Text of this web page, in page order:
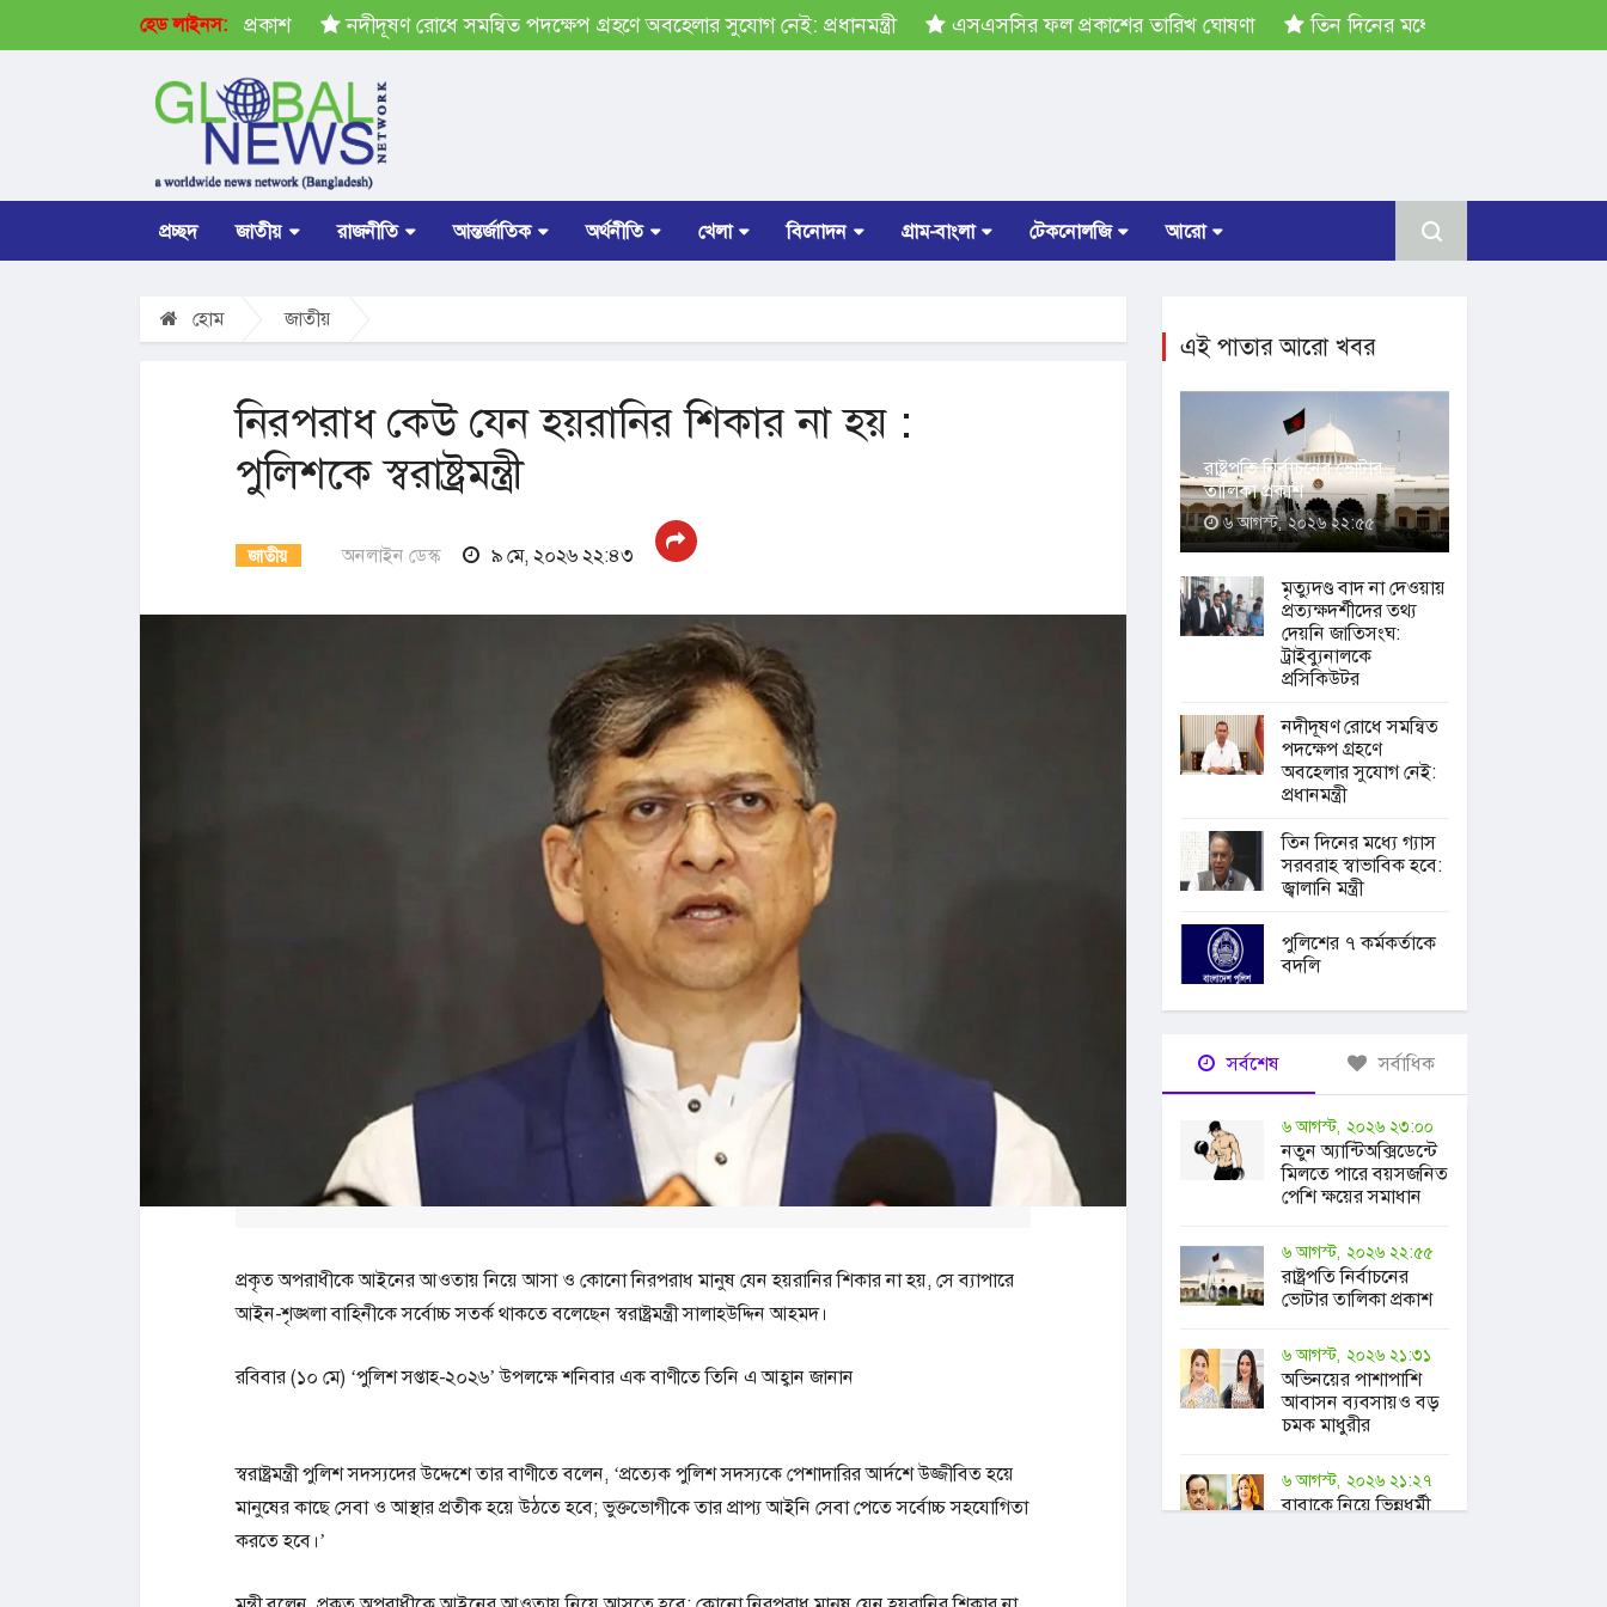
হেড লাইনস:
নির্বাচনের ভোটার তালিকা প্রকাশ নদীদূষণ রোধে সমন্বিত পদক্ষেপ গ্রহণে অবহেলার সুযোগ নেই: প্রধানমন্ত্রী এসএসসির ফল প্রকাশের তারিখ ঘোষণা তিন দিনের মধ্যে গ্যাস সরবরাহ স্বাভাবিক
প্রচ্ছদ জাতীয় রাজনীতি আন্তর্জাতিক অর্থনীতি খেলা বিনোদন গ্রাম-বাংলা টেকনোলজি আরো
হোম জাতীয়
নিরপরাধ কেউ যেন হয়রানির শিকার না হয় :
পুলিশকে স্বরাষ্ট্রমন্ত্রী
জাতীয় অনলাইন ডেস্ক ৯ মে, ২০২৬ ২২:৪৩
প্রকৃত অপরাধীকে আইনের আওতায় নিয়ে আসা ও কোনো নিরপরাধ মানুষ যেন হয়রানির শিকার না হয়, সে ব্যাপারে
আইন-শৃঙ্খলা বাহিনীকে সর্বোচ্চ সতর্ক থাকতে বলেছেন স্বরাষ্ট্রমন্ত্রী সালাহউদ্দিন আহমদ।
রবিবার (১০ মে) ‘পুলিশ সপ্তাহ-২০২৬’ উপলক্ষে শনিবার এক বাণীতে তিনি এ আহ্বান জানান
স্বরাষ্ট্রমন্ত্রী পুলিশ সদস্যদের উদ্দেশে তার বাণীতে বলেন, ‘প্রত্যেক পুলিশ সদস্যকে পেশাদারির আর্দশে উজ্জীবিত হয়ে
মানুষের কাছে সেবা ও আস্থার প্রতীক হয়ে উঠতে হবে; ভুক্তভোগীকে তার প্রাপ্য আইনি সেবা পেতে সর্বোচ্চ সহযোগিতা
করতে হবে।’
এই পাতার আরো খবর
রাষ্ট্রপতি নির্বাচনের ভোটার
তালিকা প্রকাশ
৬ আগস্ট, ২০২৬ ২২:৫৫
মৃত্যুদণ্ড বাদ না দেওয়ায়
প্রত্যক্ষদর্শীদের তথ্য
দেয়নি জাতিসংঘ:
ট্রাইব্যুনালকে
প্রসিকিউটর
নদীদূষণ রোধে সমন্বিত
পদক্ষেপ গ্রহণে
অবহেলার সুযোগ নেই:
প্রধানমন্ত্রী
তিন দিনের মধ্যে গ্যাস
সরবরাহ স্বাভাবিক হবে:
জ্বালানি মন্ত্রী
পুলিশের ৭ কর্মকর্তাকে
বদলি
সর্বশেষ সর্বাধিক
৬ আগস্ট, ২০২৬ ২৩:০০
নতুন অ্যান্টিঅক্সিডেন্টে
মিলতে পারে বয়সজনিত
পেশি ক্ষয়ের সমাধান
৬ আগস্ট, ২০২৬ ২২:৫৫
রাষ্ট্রপতি নির্বাচনের
ভোটার তালিকা প্রকাশ
৬ আগস্ট, ২০২৬ ২১:৩১
অভিনয়ের পাশাপাশি
আবাসন ব্যবসায়ও বড়
চমক মাধুরীর
৬ আগস্ট, ২০২৬ ২১:২৭
বাবাকে নিয়ে ভিন্নধর্মী